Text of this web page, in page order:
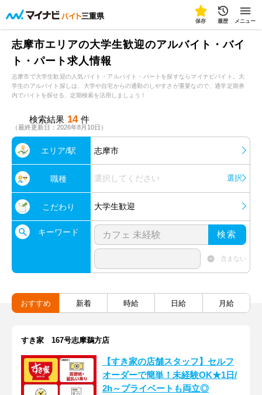
三重県
保存 履歴 メニュー
志摩市エリアの大学生歓迎のアルバイト・バイ
ト・パート求人情報
志摩市で大学生歓迎の人気バイト・アルバイト・パートを探すならマイナビバイト。大
学生のアルバイト探しは、大学や自宅からの通勤のしやすさが重要なので、通学定期券
内でバイトを探せる、定期検索を活用しましょう！
検索結果 14 件
（最終更新日：2026年8月10日）
エリア/駅 志摩市
職種 選択してください 選択
こだわり 大学生歓迎
キーワード 検索
含まない
おすすめ 新着 時給 日給 月給
すき家 167号志摩鵜方店
【すき家の店舗スタッフ】セルフ
オーダーで簡単！未経験OK★1日/
2h～プライベートも両立◎